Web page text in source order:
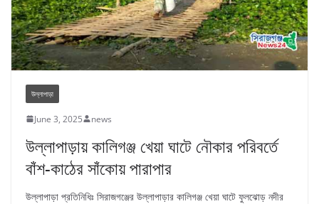
উল্লাপাড়া
June 3, 2025 news
উল্লাপাড়ায় কালিগঞ্জ খেয়া ঘাটে নৌকার পরিবর্তে
বাঁশ-কাঠের সাঁকোয় পারাপার
উল্লাপাড়া প্রতিনিধিঃ সিরাজগঞ্জের উল্লাপাড়ার কালিগঞ্জ খেয়া ঘাটে ফুলঝোড় নদীর